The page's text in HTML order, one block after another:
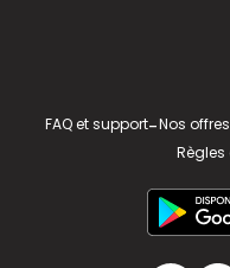
FAQ et support-Nos